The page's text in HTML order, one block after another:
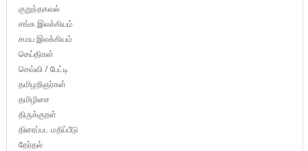
குறுந்தகவல்
சங்க இலக்கியம்
சமய இலக்கியம்
செய்திகள்
செவ்வி / பேட்டி
தமிழறிஞர்கள்
தமிழிசை
திருக்குறள்
திரைப்பட மதிப்பீடு
தேர்தல்